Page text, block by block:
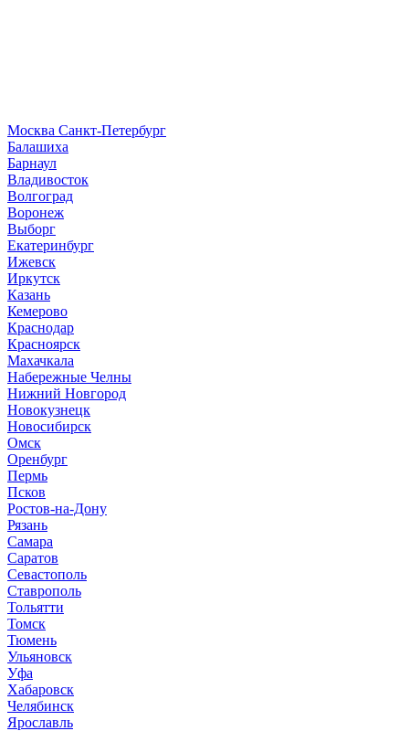
Москва Санкт-Петербург
Балашиха
Барнаул
Владивосток
Волгоград
Воронеж
Выборг
Екатеринбург
Ижевск
Иркутск
Казань
Кемерово
Краснодар
Красноярск
Махачкала
Набережные Челны
Нижний Новгород
Новокузнецк
Новосибирск
Омск
Оренбург
Пермь
Псков
Ростов-на-Дону
Рязань
Самара
Саратов
Севастополь
Ставрополь
Тольятти
Томск
Тюмень
Ульяновск
Уфа
Хабаровск
Челябинск
Ярославль